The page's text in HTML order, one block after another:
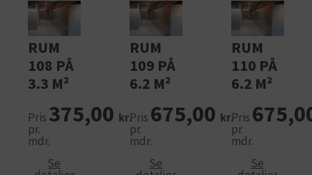
RUM
108 PÅ
3.3 M²
Pris
pr.
mdr.
375,00 kr.
Se
RUM
109 PÅ
6.2 M²
Pris
pr.
mdr.
675,00 kr.
Se
RUM
110 PÅ
6.2 M²
Pris
pr.
mdr.
Se